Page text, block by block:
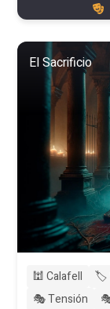
El Sacrificio
🕍 Calafell 🏷️
🎭 Tensión